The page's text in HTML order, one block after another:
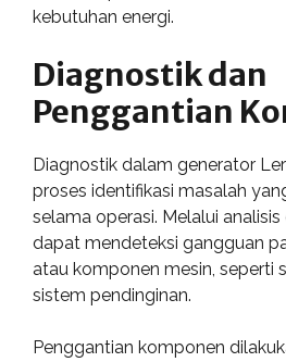
kebutuhan energi.
Diagnostik dan
Penggantian
Diagnostik dalam generator
proses identifikasi masalah
selama operasi. Melalui
dapat mendeteksi gangguan
atau komponen mesin, seperti
sistem pendinginan.
Penggantian komponen